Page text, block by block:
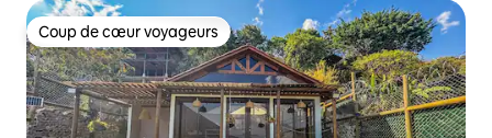
tous les trois jours. Des serviettes
propres, des draps, etc. sont disponibles
sur demande.
Coup de cœur voyageurs
Coup de cœur voyageurs